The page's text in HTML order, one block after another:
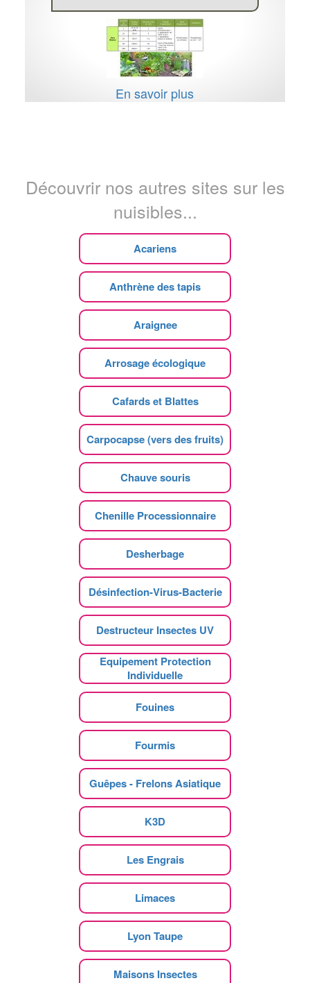
En savoir plus
Découvrir nos autres sites sur les
nuisibles...
Acariens
Anthrène des tapis
Araignee
Arrosage écologique
Cafards et Blattes
Carpocapse (vers des fruits)
Chauve souris
Chenille Processionnaire
Desherbage
Désinfection-Virus-Bacterie
Destructeur Insectes UV
Equipement Protection
Individuelle
Fouines
Fourmis
Guêpes - Frelons Asiatique
K3D
Les Engrais
Limaces
Lyon Taupe
Maisons Insectes